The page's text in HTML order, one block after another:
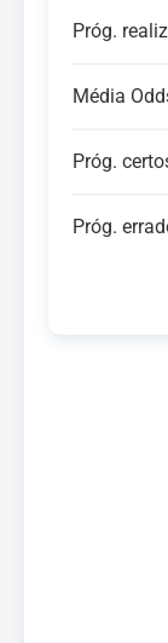
Próg.
Média
Próg.
Próg.